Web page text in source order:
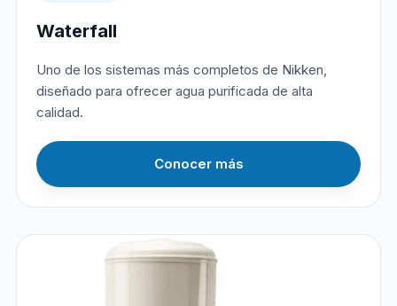
Waterfall
Uno de los sistemas más completos de Nikken,
diseñado para ofrecer agua purificada de alta
calidad.
Conocer más